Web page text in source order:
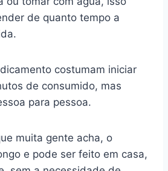
de quanto tempo a
costumam iniciar
de consumido, mas
para pessoa.
muita gente acha, o
e pode ser feito em casa,